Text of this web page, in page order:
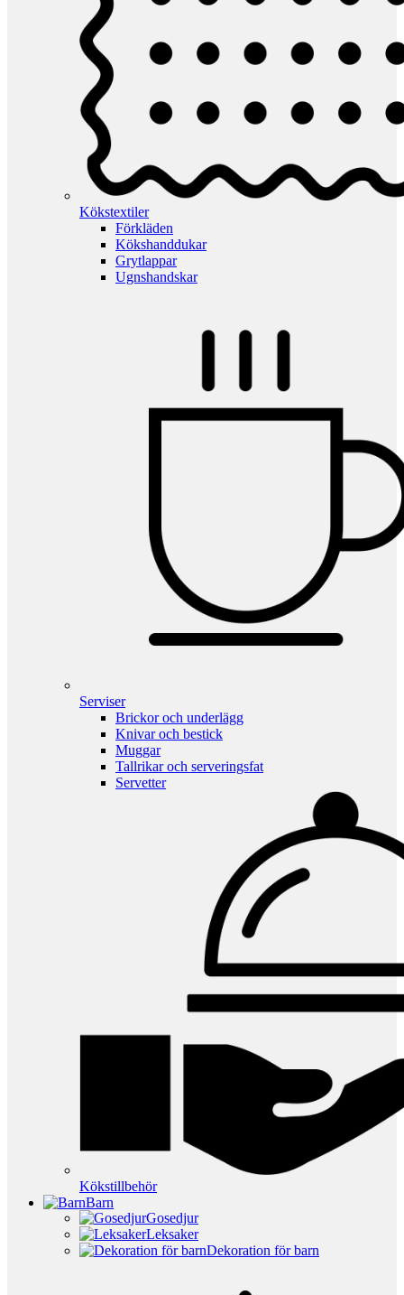
Kökstextiler
Förkläden
Kökshanddukar
Grytlappar
Ugnshandskar
Serviser
Brickor och underlägg
Knivar och bestick
Muggar
Tallrikar och serveringsfat
Servetter
Kökstillbehör
Barn
Gosedjur
Leksaker
Dekoration för barn